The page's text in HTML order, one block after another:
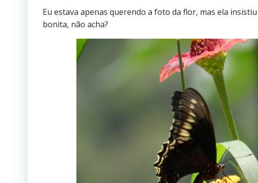
Eu estava apenas querendo a foto da flor, mas ela
bonita, não acha?